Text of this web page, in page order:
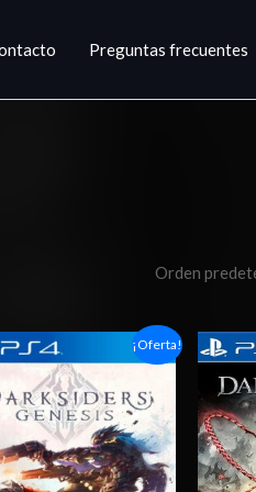
Preguntas frecuentes
¡Oferta!
Rango
de
precios:
desde
$5.00
hasta
$7.00